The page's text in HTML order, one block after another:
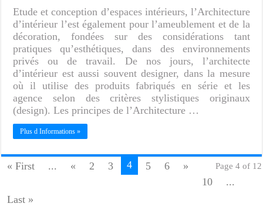
Etude et conception d’espaces intérieurs, l’Architecture
d’intérieur l’est également pour l’ameublement et de la
décoration, fondées sur des considérations tant
pratiques qu’esthétiques, dans des environnements
privés ou de travail. De nos jours, l’architecte
d’intérieur est aussi souvent designer, dans la mesure
où il utilise des produits fabriqués en série et les
agence selon des critères stylistiques originaux
(design). Les principes de l’Architecture …
Plus d Informations »
Page 4 of 12
« First ... « 2 3 4 5 6
»
10
...
Last »